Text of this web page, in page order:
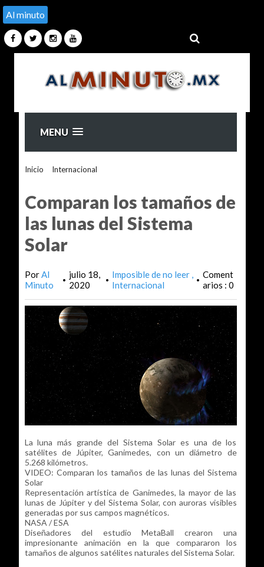
Al minuto
MENU
Inicio Internacional
Comparan los tamaños de
las lunas del Sistema
Solar
PorAl
Minuto
• julio 18,
2020
• Imposible de no leer
Internacional
• Coment
arios : 0
La luna más grande del Sistema Solar es una de los
satélites de Júpiter, Ganimedes, con un diámetro de
5.268 kilómetros.
VIDEO: Comparan los tamaños de las lunas del Sistema
Solar
Representación artística de Ganimedes, la mayor de las
lunas de Júpiter y del Sistema Solar, con auroras visibles
generadas por sus campos magnéticos.
NASA / ESA
Diseñadores del estudio MetaBall crearon una
impresionante animación en la que compararon los
tamaños de algunos satélites naturales del Sistema Solar.